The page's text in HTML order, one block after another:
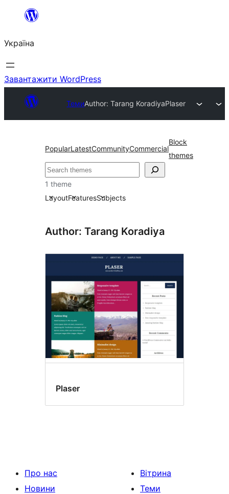
Перейти
вмісту
Україна
Завантажити WordPress
ТемиAuthor: Tarang KoradiyaPlaser
PopularLatestCommunityCommercial
Block
themes
Пошук
1 theme
LayoutFeaturesSubjects
Author: Tarang Koradiya
Plaser
Про нас
Новини
Вітрина
Теми